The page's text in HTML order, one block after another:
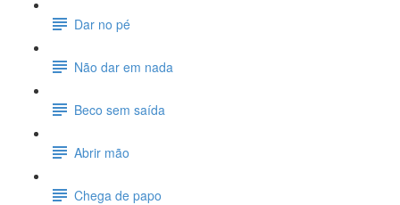
Dar no pé
Não dar em nada
Beco sem saída
Abrir mão
Chega de papo